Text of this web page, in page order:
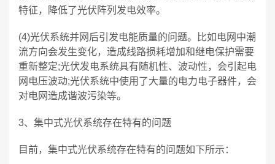
特征，降低了光伏阵列发电效率。
(4)光伏系统并网后引发电能质量的问题。比如电网中潮
流方向会发生变化，造成线路损耗增加和继电保护需要
重新整定;光伏发电系统具有随机性、波动性，会引起电
网电压波动;光伏系统中使用了大量的电力电子器件，会
对电网造成谐波污染等。
3、集中式光伏系统存在特有的问题
目前，集中式光伏系统存在特有的问题如下所示：